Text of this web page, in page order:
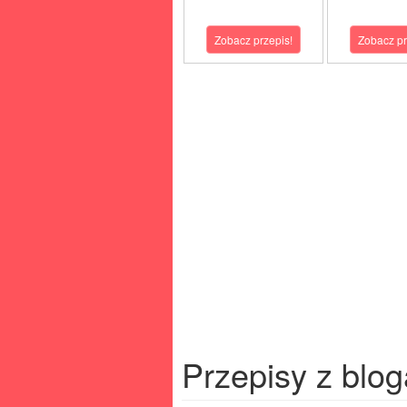
Zobacz przepis! Zobacz
Przepisy z